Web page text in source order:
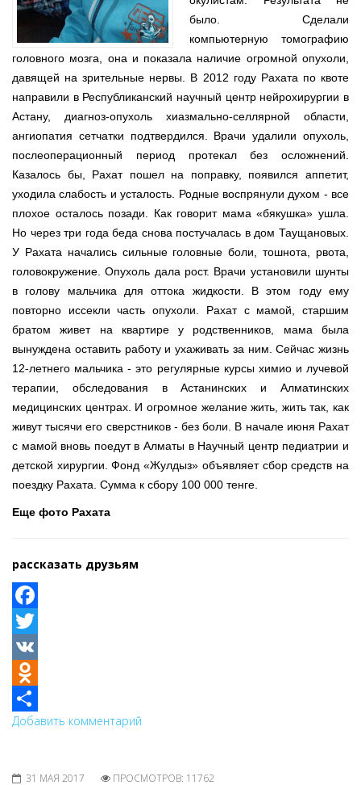
было. Сделали
компьютерную томографию
головного мозга, она и показала наличие огромной опухоли,
давящей на зрительные нервы. В 2012 году Рахата по квоте
направили в Республиканский научный центр нейрохирургии в
Астану, диагноз-опухоль хиазмально-селлярной области,
ангиопатия сетчатки подтвердился. Врачи удалили опухоль,
послеоперационный период протекал без осложнений.
Казалось бы, Рахат пошел на поправку, появился аппетит,
уходила слабость и усталость. Родные воспрянули духом - все
плохое осталось позади. Как говорит мама «бякушка» ушла.
Но через три года беда снова постучалась в дом Таущановых.
У Рахата начались сильные головные боли, тошнота, рвота,
головокружение. Опухоль дала рост. Врачи установили шунты
в голову мальчика для оттока жидкости. В этом году ему
повторно иссекли часть опухоли. Рахат с мамой, старшим
братом живет на квартире у родственников, мама была
вынуждена оставить работу и ухаживать за ним. Сейчас жизнь
12-летнего мальчика - это регулярные курсы химио и лучевой
терапии, обследования в Астанинских и Алматинских
медицинских центрах. И огромное желание жить, жить так, как
живут тысячи его сверстников - без боли. В начале июня Рахат
с мамой вновь поедут в Алматы в Научный центр педиатрии и
детской хирургии. Фонд «Жулдыз» объявляет сбор средств на
поездку Рахата. Сумма к сбору 100 000 тенге.
Еще фото Рахата
рассказать друзьям
Facebook
Twitter
VK
Odnoklassniki
Share
Добавить комментарий
31 МАЯ 2017 ПРОСМОТРОВ: 11762